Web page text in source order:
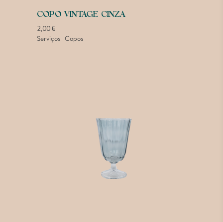
COPO VINTAGE CINZA
2,00€
Serviços Copos